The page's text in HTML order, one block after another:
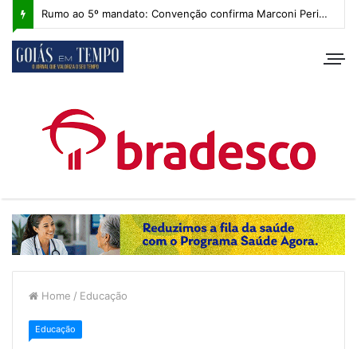
Rumo ao 5º mandato: Convenção confirma Marconi Perillo, que apresenta plano de governo com IA e foco regional
Home / Educação
Educação